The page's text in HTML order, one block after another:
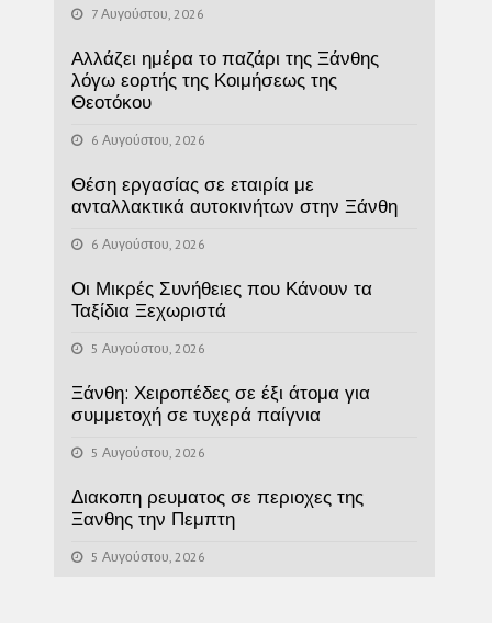
7 Αυγούστου, 2026
Αλλάζει ημέρα το παζάρι της Ξάνθης
λόγω εορτής της Κοιμήσεως της
Θεοτόκου
6 Αυγούστου, 2026
Θέση εργασίας σε εταιρία με
ανταλλακτικά αυτοκινήτων στην Ξάνθη
6 Αυγούστου, 2026
Οι Μικρές Συνήθειες που Κάνουν τα
Ταξίδια Ξεχωριστά
5 Αυγούστου, 2026
Ξάνθη: Χειροπέδες σε έξι άτομα για
συμμετοχή σε τυχερά παίγνια
5 Αυγούστου, 2026
Διακοπη ρευματος σε περιοχες της
Ξανθης την Πεμπτη
5 Αυγούστου, 2026